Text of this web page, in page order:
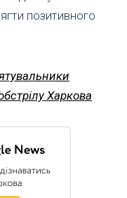
позитивного
Харкова